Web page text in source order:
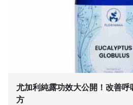
尤加利純露功效大公開！改善
方